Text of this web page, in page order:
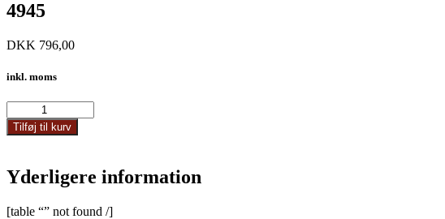
4945
DKK 796,00
inkl. moms
antal
Tilføj til kurv
Yderligere information
[table “” not found /]